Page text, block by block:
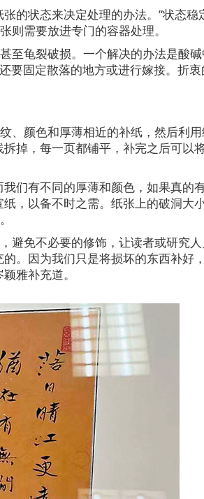
的状态来决定处理的办法。”状态稳
则需要放进专门的容器处理。
至龟裂破损。一个解决的办法是酸
还要固定散落的地方或进行嫁接。折
、颜色和厚薄相近的补纸，然后利
掉，每一页都铺平，补完之后可以
们有不同的厚薄和颜色，如果真的
，以备不时之需。纸张上的破洞大
避免不必要的修饰，让读者或研究
。因为我们只是将损坏的东西补好
雅补充道。